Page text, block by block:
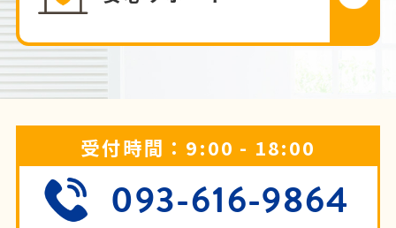
受付時間：9:00 - 18:00
093-616-9864